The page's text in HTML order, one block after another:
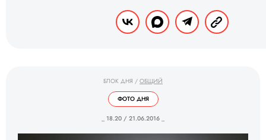
БЛОК ДНЯ / ОБЩИЙ
ФОТО ДНЯ
_ 18.20 / 21.06.2016 _